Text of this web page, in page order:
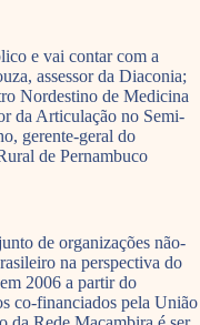
e vai contar com a
assessor da Diaconia;
Nordestino de Medicina
da Articulação no Semi-
gerente-geral do
de Pernambuco
de organizações não-
na perspectiva do
2006 a partir do
co-financiados pela União